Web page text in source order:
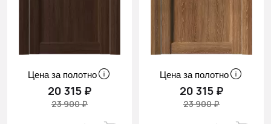
Цена за полотно
20 315 ₽
23 900 ₽
Цена за полотно
20 315 ₽
23 900 ₽